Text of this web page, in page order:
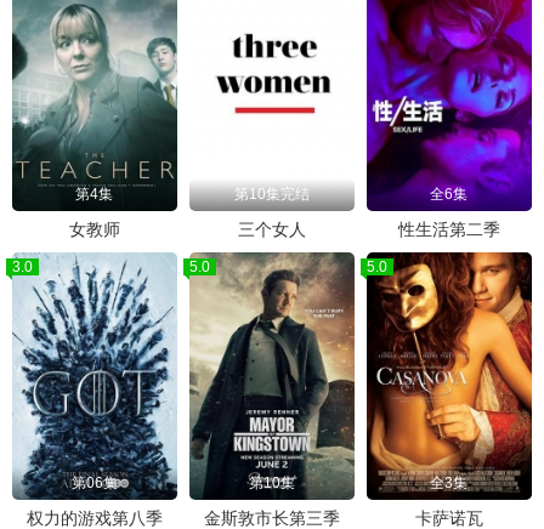
第4集
女教师
第10集完结
三个女人
全6集
性生活第二季
3.0
第06集
权力的游戏第八季
5.0
第10集
金斯敦市长第三季
5.0
全3集
卡萨诺瓦